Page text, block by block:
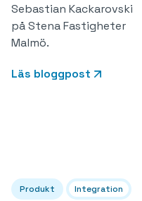
Sebastian Kackarovski
på Stena Fastigheter
Malmö.
Läs bloggpost
Produkt Integration